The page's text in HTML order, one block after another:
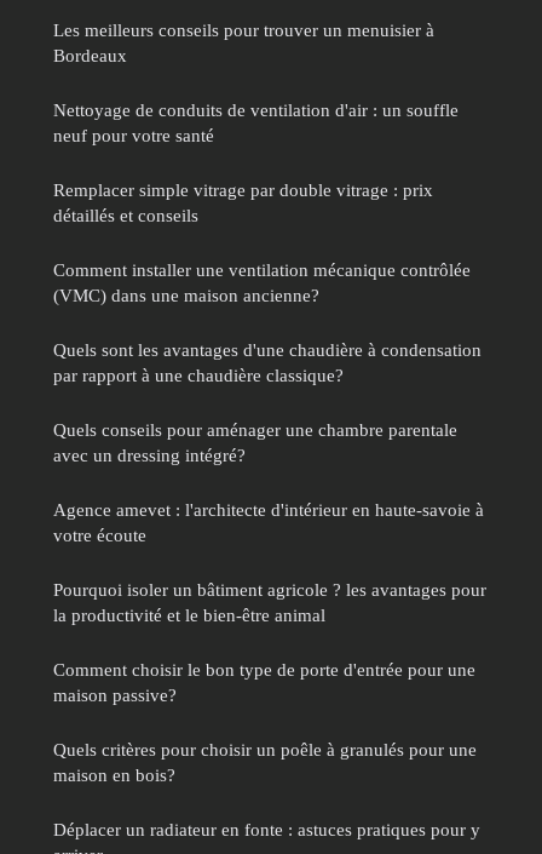
Les meilleurs conseils pour trouver un menuisier à
Bordeaux
Nettoyage de conduits de ventilation d'air : un souffle
neuf pour votre santé
Remplacer simple vitrage par double vitrage : prix
détaillés et conseils
Comment installer une ventilation mécanique contrôlée
(VMC) dans une maison ancienne?
Quels sont les avantages d'une chaudière à condensation
par rapport à une chaudière classique?
Quels conseils pour aménager une chambre parentale
avec un dressing intégré?
Agence amevet : l'architecte d'intérieur en haute-savoie à
votre écoute
Pourquoi isoler un bâtiment agricole ? les avantages pour
la productivité et le bien-être animal
Comment choisir le bon type de porte d'entrée pour une
maison passive?
Quels critères pour choisir un poêle à granulés pour une
maison en bois?
Déplacer un radiateur en fonte : astuces pratiques pour y